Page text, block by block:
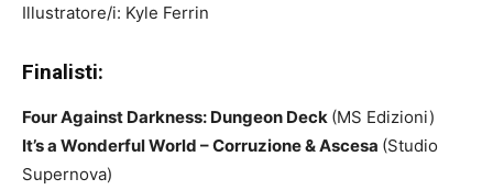
Illustratore/i: Kyle Ferrin
Finalisti:
Four Against Darkness: Dungeon Deck (MS Edizioni)
It’s a Wonderful World – Corruzione & Ascesa (Studio
Supernova)